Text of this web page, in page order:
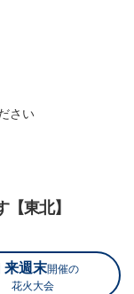
さい
東北】
来週末開催の
花火大会